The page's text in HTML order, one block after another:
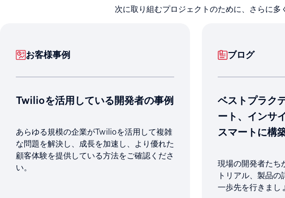
次に取り組むプロジェクトのために、さらに多
お客様事例
Twilioを活用している開発者の事例
あらゆる規模の企業がTwilioを活用して複雑
な問題を解決し、成長を加速し、より優れた
顧客体験を提供している方法をご確認くださ
い。
ブログ
ベストプラク
ート、インサ
スマートに構
現場の開発者たち
トリアル、製品
一歩先を行きまし